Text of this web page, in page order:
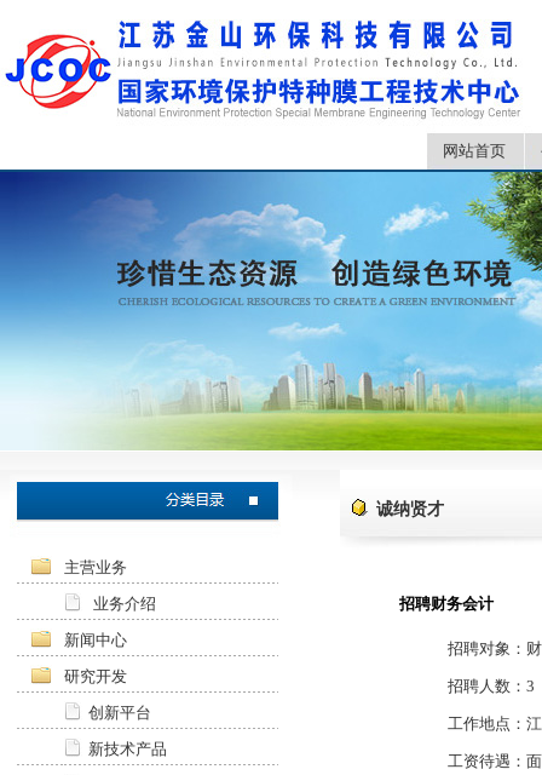
网站首页
诚纳贤才
主营业务
业务介绍
新闻中心
研究开发
创新平台
新技术产品
招聘财务会计
招聘对象：
招聘人数：3
工作地点：
工资待遇：